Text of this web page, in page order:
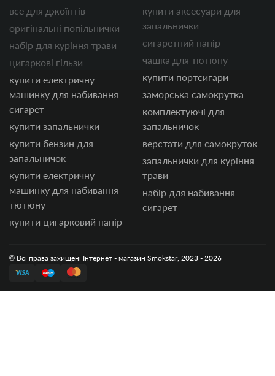
все для джоїнтів
оригінальні попільнички
набір для куріння трави
цигаркові гільзи
купити електричну
машинку для набивання
сигарет
купити запальнички
купити бензин для
запальничок
купити електричну
машинку для набивання
тютюну
купити цигарковий папір
купити аксесуари для
запальнички
сигаретний папір
чашка для тютюну
купити портсигари
заморська самокрутка
комплектуючі для
запальничок
верстати для самокруток
запальнички для куріння
трави
набір для набивання
сигарет
© Всі права захищені Інтернет - магазин Smokstar, 2023 - 2026